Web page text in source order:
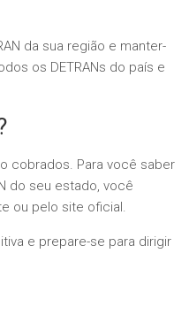
da sua região e manter-
os DETRANs do país e
cobrados. Para você saber
do seu estado, você
ou pelo site oficial.
e prepare-se para dirigir